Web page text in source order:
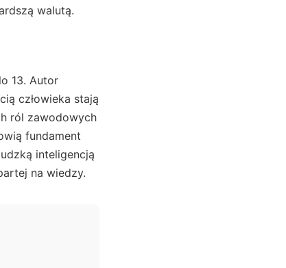
walutą.
13. Autor
człowieka stają
ról zawodowych
fundament
inteligencją
na wiedzy.